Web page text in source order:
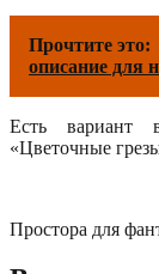
Прочтите это:
описание для
Есть вариант
«Цветочные
Простора для